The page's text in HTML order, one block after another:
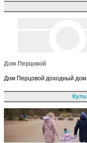
Дом Перцовой
Дом Перцовой доходный дом